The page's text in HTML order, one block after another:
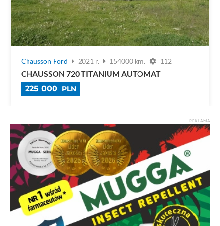
Chausson Ford 2021 r. 154000 km. 112
CHAUSSON 720 TITANIUM AUTOMAT
225 000
PLN
REKLAMA